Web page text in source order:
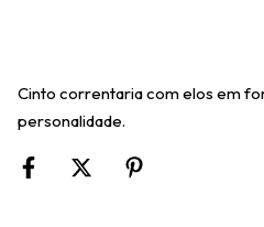
Cinto correntaria com elos em
personalidade.